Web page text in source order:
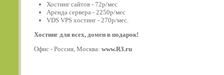
Хостинг сайтов - 72р/мес
Аренда сервера - 2250р/мес
VDS VPS хостинг - 270р/мес.
Хостинг для всех, домен в подарок!
Офис - Россия, Москва: www.R3.ru